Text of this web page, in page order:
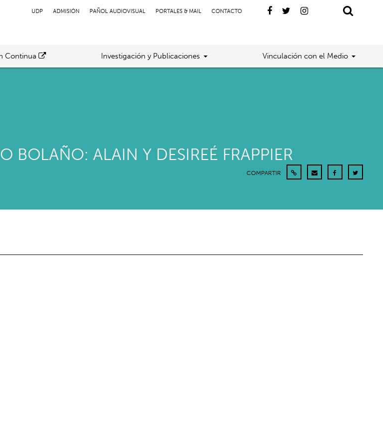
UDP ADMISIÓN PAÑOL AUDIOVISUAL PORTALES & MAIL CONTACTO
Continua Investigación y Publicaciones Vinculación con el Medio
BOLAÑO: ALAIN Y DESIREÉ FRAPPIER
COMPARTIR